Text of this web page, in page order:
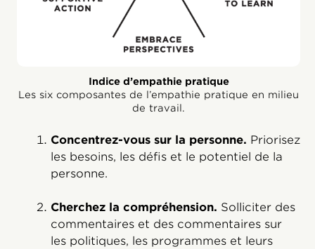
Indice d’empathie pratique
Les six composantes de l’empathie pratique en milieu
de travail.
Concentrez-vous sur la personne. Priorisez
les besoins, les défis et le potentiel de la
personne.
Cherchez la compréhension. Solliciter des
commentaires et des commentaires sur
les politiques, les programmes et leurs